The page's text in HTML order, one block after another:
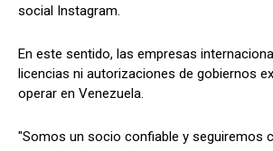
social Instagram.
En este sentido, las empresas
licencias ni autorizaciones de gobiernos
operar en Venezuela.
"Somos un socio confiable y seguiremos